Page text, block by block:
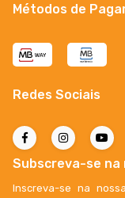
Métodos de
Redes Sociais
Subscreva-se
Inscreva-se na